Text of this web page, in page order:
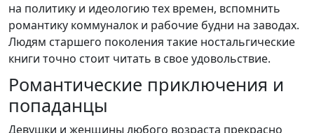
на политику и идеологию тех времен, вспомнить
романтику коммуналок и рабочие будни на заводах.
Людям старшего поколения такие ностальгические
книги точно стоит читать в свое удовольствие.
Романтические приключения и
попаданцы
Девушки и женщины любого возраста прекрасно